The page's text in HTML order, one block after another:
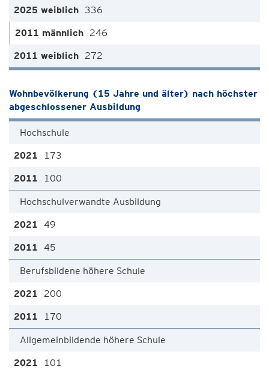
336
246
272
Wohnbevölkerung (15 Jahre und älter) nach höchster
abgeschlossener Ausbildung
Hochschule
173
100
Hochschulverwandte Ausbildung
49
45
Berufsbildene höhere Schule
200
170
Allgemeinbildende höhere Schule
101